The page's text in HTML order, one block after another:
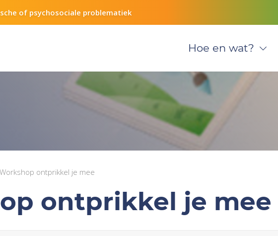
of psychosociale problematiek
Hoe en wat?
Workshop ontprikkel je mee
ontprikkel je mee